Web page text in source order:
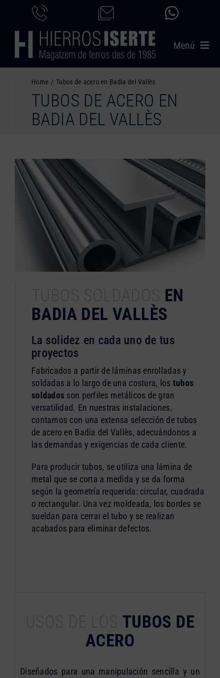
contenido
Menú
PRODUCTOS
SERVICIOS
NOSOTROS
CONTACTO
Home Tubos de acero en Badia del Vallès
TUBOS DE ACERO EN
BADIA DEL VALLÈS
EN
BADIA DEL VALLÈS
La solidez en cada uno de tus
proyectos
Fabricados a partir de láminas enrolladas y
soldadas a lo largo de una costura, los tubos
soldados son perfiles metálicos de gran
versatilidad. En nuestras instalaciones,
contamos con una extensa selección de tubos
de acero en Badia del Vallès, adecuándonos a
las demandas y exigencias de cada cliente.
Para producir tubos, se utiliza una lámina de
metal que se corta a medida y se da forma
según la geometría requerida: circular, cuadrada
o rectangular. Una vez moldeada, los bordes se
sueldan para cerrar el tubo y se realizan
acabados para eliminar defectos.
TUBOS DE
ACERO
Diseñados para una manipulación sencilla y un